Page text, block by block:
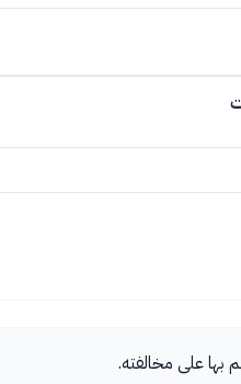
بها على مخالفته.